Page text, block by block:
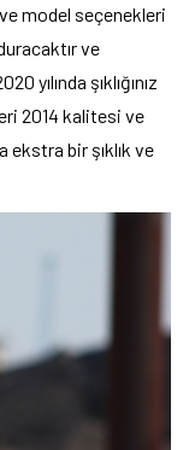
model seçenekleri
ve
yılında şıklığınız
2014 kalitesi ve
ekstra bir şıklık ve